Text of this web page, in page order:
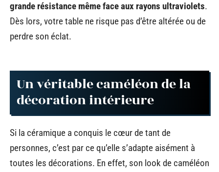
grande résistance même face aux rayons ultraviolets.
Dès lors, votre table ne risque pas d’être altérée ou de
perdre son éclat.
Un véritable caméléon de la
décoration intérieure
Si la céramique a conquis le cœur de tant de
personnes, c’est par ce qu’elle s’adapte aisément à
toutes les décorations. En effet, son look de caméléon